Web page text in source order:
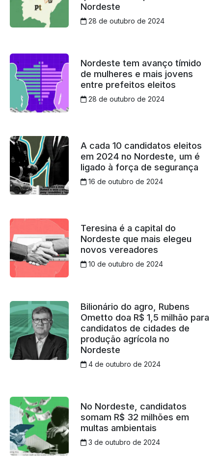
Nordeste
28 de outubro de 2024
Nordeste tem avanço tímido
de mulheres e mais jovens
entre prefeitos eleitos
28 de outubro de 2024
A cada 10 candidatos eleitos
em 2024 no Nordeste, um é
ligado à força de segurança
16 de outubro de 2024
Teresina é a capital do
Nordeste que mais elegeu
novos vereadores
10 de outubro de 2024
Bilionário do agro, Rubens
Ometto doa R$ 1,5 milhão para
candidatos de cidades de
produção agrícola no
Nordeste
4 de outubro de 2024
No Nordeste, candidatos
somam R$ 32 milhões em
multas ambientais
3 de outubro de 2024